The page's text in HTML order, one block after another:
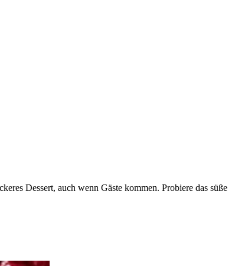
Dessert, auch wenn Gäste kommen. Probiere das süße